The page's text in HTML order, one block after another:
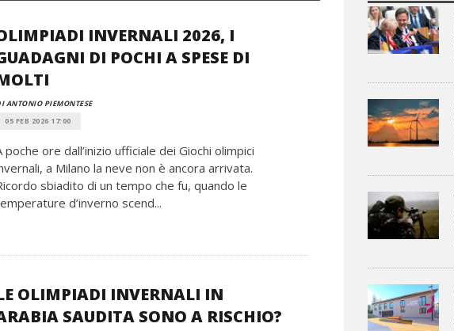
INVERNALI 2026, I
DI POCHI A SPESE DI
ANTONIO PIEMONTESE
05 FEB 2026 17:00
poche ore dall’inizio ufficiale dei Giochi olimpici
a Milano la neve non è ancora arrivata.
sbiadito di un tempo che fu, quando le
d’inverno scend...
OLIMPIADI INVERNALI IN
SAUDITA SONO A RISCHIO?